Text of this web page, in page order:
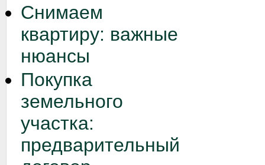
Снимаем
квартиру: важные
нюансы
Покупка
земельного
участка:
предварительный